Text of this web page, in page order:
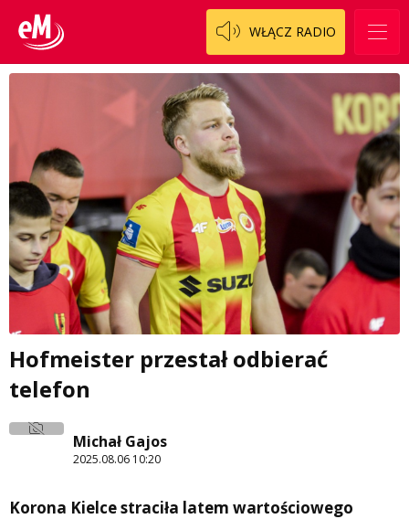
WŁĄCZ RADIO
Hofmeister przestał odbierać
telefon
Michał Gajos
2025.08.06 10:20
Korona Kielce straciła latem wartościowego